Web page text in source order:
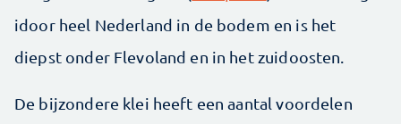
idoor heel Nederland in de bodem en is het
diepst onder Flevoland en in het zuidoosten.
De bijzondere klei heeft een aantal voordelen